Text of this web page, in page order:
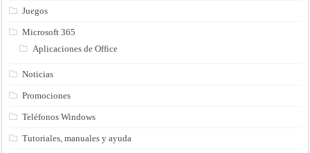
Juegos
Microsoft 365
Aplicaciones de Office
Noticias
Promociones
Teléfonos Windows
Tutoriales, manuales y ayuda